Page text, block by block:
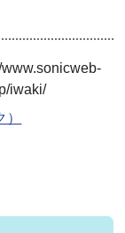
www.sonicweb-
iwaki/